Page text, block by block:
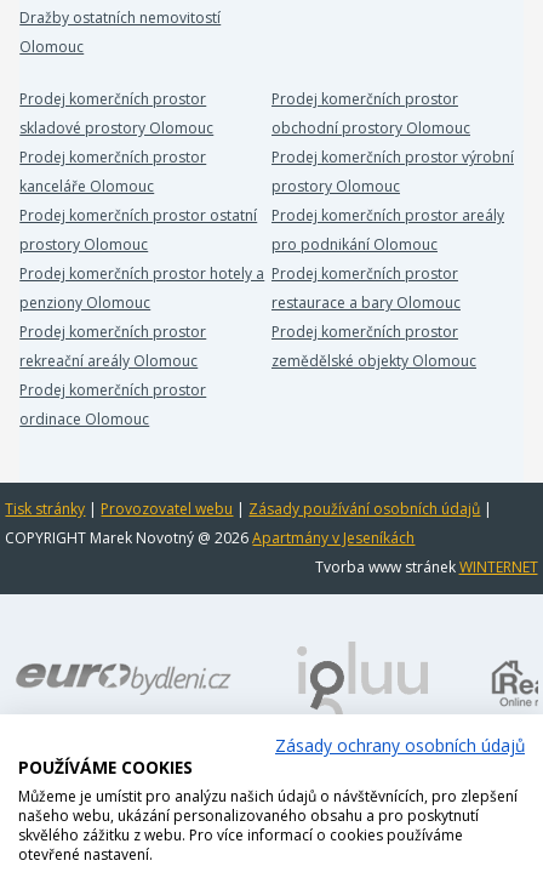
Dražby ostatních nemovitostí
Olomouc
Prodej komerčních prostor
skladové prostory Olomouc
Prodej komerčních prostor
obchodní prostory Olomouc
Prodej komerčních prostor
kanceláře Olomouc
Prodej komerčních prostor výrobní
prostory Olomouc
Prodej komerčních prostor ostatní
prostory Olomouc
Prodej komerčních prostor areály
pro podnikání Olomouc
Prodej komerčních prostor hotely a
penziony Olomouc
Prodej komerčních prostor
restaurace a bary Olomouc
Prodej komerčních prostor
rekreační areály Olomouc
Prodej komerčních prostor
zemědělské objekty Olomouc
Prodej komerčních prostor
ordinace Olomouc
Tisk stránky | Provozovatel webu | Zásady používání osobních údajů |
COPYRIGHT Marek Novotný @ 2026Apartmány v Jeseníkách
Tvorba www stránekWINTERNET
Zásady ochrany osobních údajů
POUŽÍVÁME COOKIES
Můžeme je umístit pro analýzu našich údajů o návštěvnících, pro zlepšení
našeho webu, ukázání personalizovaného obsahu a pro poskytnutí
skvělého zážitku z webu. Pro více informací o cookies používáme
otevřené nastavení.